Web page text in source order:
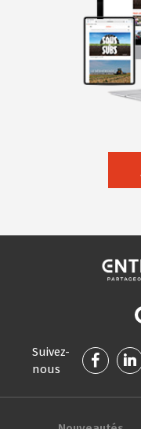
Suivez-
nous